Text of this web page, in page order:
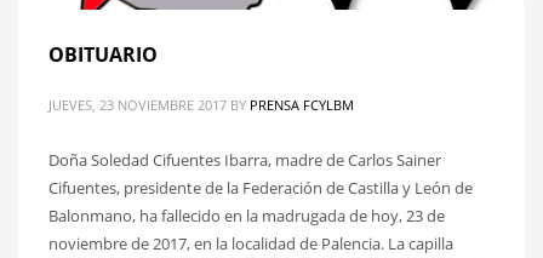
OBITUARIO
JUEVES, 23 NOVIEMBRE 2017 BY PRENSA FCYLBM
Doña Soledad Cifuentes Ibarra, madre de Carlos Sainer
Cifuentes, presidente de la Federación de Castilla y León de
Balonmano, ha fallecido en la madrugada de hoy, 23 de
noviembre de 2017, en la localidad de Palencia. La capilla